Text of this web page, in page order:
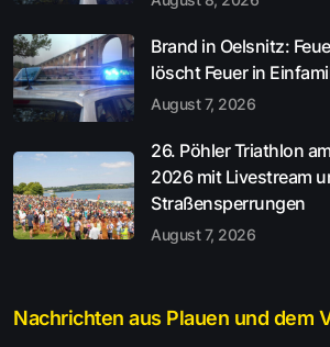
Brand in Oelsnitz:
löscht Feuer in
August 7, 2026
26. Pöhler Triathlon
2026 mit Livestream
Straßensperrungen
August 7, 2026
Nachrichten aus Plauen und dem